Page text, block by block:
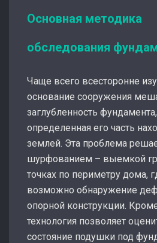
Основная методика
обследования
Чаще всего всесторонне
основание сооружения
заглубленность
определенная его часть
землей. Эта проблема
шурфованием – выемкой
точках по периметру дома,
возможно обнаружение
опорной конструкции.
технология позволяет
состояние подушки под